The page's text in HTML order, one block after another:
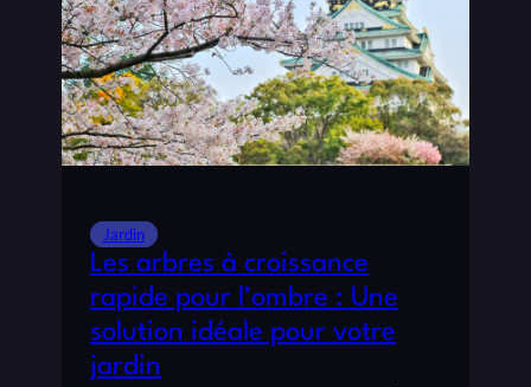
R
N
T
E
S
I
É
T
É
Jardin
Les arbres à croissance
rapide pour l’ombre : Une
solution idéale pour votre
jardin